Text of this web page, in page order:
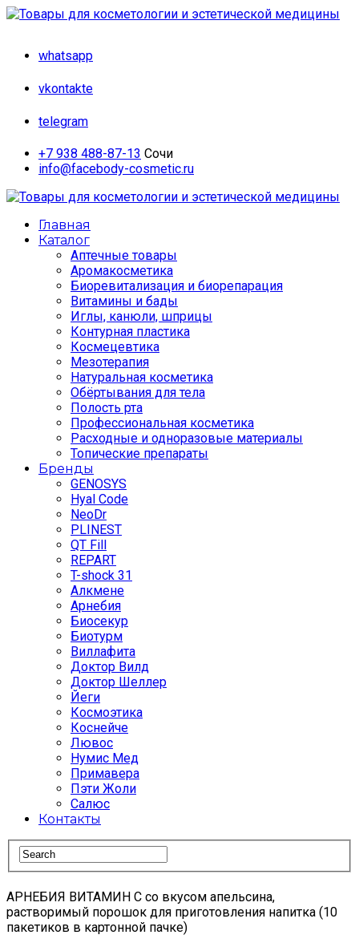
whatsapp
vkontakte
telegram
+7 938 488-87-13 Сочи
info@facebody-cosmetic.ru
Главная
Каталог
Аптечные товары
Аромакосметика
Биоревитализация и биорепарация
Витамины и бады
Иглы, канюли, шприцы
Контурная пластика
Космецевтика
Мезотерапия
Натуральная косметика
Обёртывания для тела
Полость рта
Профессиональная косметика
Расходные и одноразовые материалы
Топические препараты
Бренды
GENOSYS
Hyal Code
NeoDr
PLINEST
QT Fill
REPART
T-shock 31
Алкмене
Арнебия
Биосекур
Биотурм
Виллафита
Доктор Вилд
Доктор Шеллер
Йеги
Космоэтика
Коснейче
Лювос
Нумис Мед
Примавера
Пэти Жоли
Салюс
Контакты
АРНЕБИЯ ВИТАМИН С со вкусом апельсина,
растворимый порошок для приготовления напитка (10
пакетиков в картонной пачке)